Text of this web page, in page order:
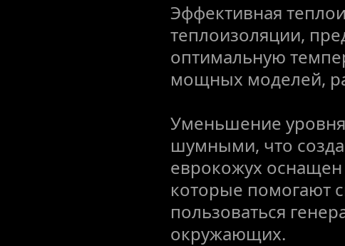
Эффективная
теплоизоляции,
оптимальную
мощных моделей,
Уменьшение
шумными, что
еврокожух
которые помогают
пользоваться
окружающих.